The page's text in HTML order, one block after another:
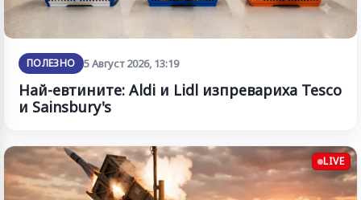
ПОЛЕЗНО 5 Август 2026, 13:19
Най-евтините: Aldi и Lidl изпревариха Tesco
и Sainsbury's
LIVE